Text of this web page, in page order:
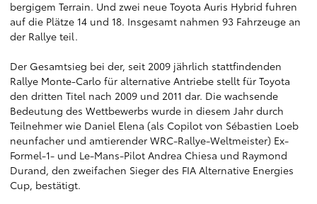
bergigem Terrain. Und zwei neue Toyota Auris Hybrid fuhren
auf die Plätze 14 und 18. Insgesamt nahmen 93 Fahrzeuge an
der Rallye teil.
Der Gesamtsieg bei der, seit 2009 jährlich stattfindenden
Rallye Monte-Carlo für alternative Antriebe stellt für Toyota
den dritten Titel nach 2009 und 2011 dar. Die wachsende
Bedeutung des Wettbewerbs wurde in diesem Jahr durch
Teilnehmer wie Daniel Elena (als Copilot von Sébastien Loeb
neunfacher und amtierender WRC-Rallye-Weltmeister) Ex-
Formel-1- und Le-Mans-Pilot Andrea Chiesa und Raymond
Durand, den zweifachen Sieger des FIA Alternative Energies
Cup, bestätigt.